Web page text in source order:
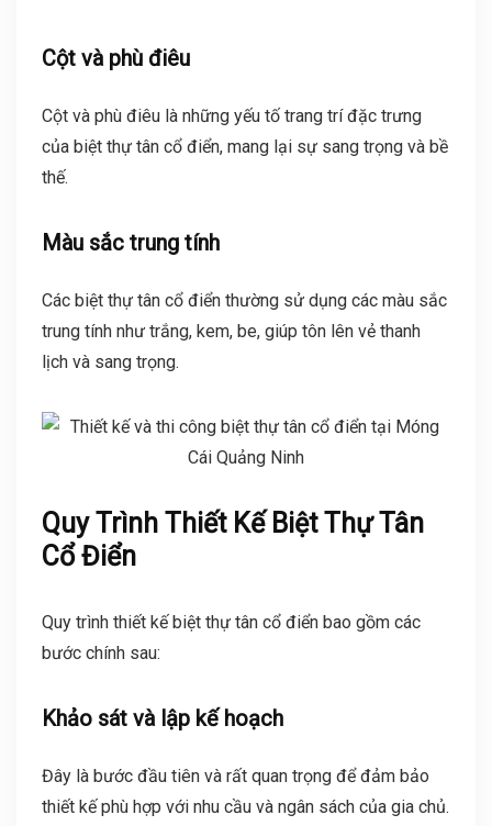
Cột và phù điêu
Cột và phù điêu là những yếu tố trang trí đặc trưng
của biệt thự tân cổ điển, mang lại sự sang trọng và bề
thế.
Màu sắc trung tính
Các biệt thự tân cổ điển thường sử dụng các màu sắc
trung tính như trắng, kem, be, giúp tôn lên vẻ thanh
lịch và sang trọng.
Quy Trình Thiết Kế Biệt Thự Tân
Cổ Điển
Quy trình thiết kế biệt thự tân cổ điển bao gồm các
bước chính sau:
Khảo sát và lập kế hoạch
Đây là bước đầu tiên và rất quan trọng để đảm bảo
thiết kế phù hợp với nhu cầu và ngân sách của gia chủ.